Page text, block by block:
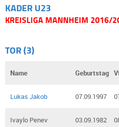
KADER U23
KREISLIGA MANNHEIM 2016/
TOR (3)
Lukas Jakob 07.09.1997
Ivaylo Penev 03.09.1982
Name Geburtstag